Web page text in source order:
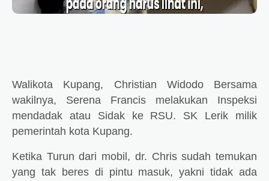
Walikota Kupang, Christian Widodo Bersama
wakilnya, Serena Francis melakukan Inspeksi
mendadak atau Sidak ke RSU. SK Lerik milik
pemerintah kota Kupang.
Ketika Turun dari mobil, dr. Chris sudah temukan
yang tak beres di pintu masuk, yakni tidak ada